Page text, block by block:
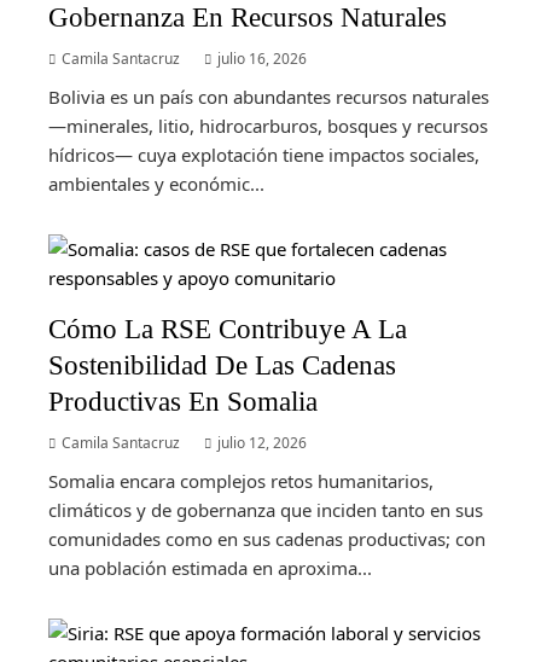
Gobernanza En Recursos Naturales
Camila Santacruz julio 16, 2026
Bolivia es un país con abundantes recursos naturales
—minerales, litio, hidrocarburos, bosques y recursos
hídricos— cuya explotación tiene impactos sociales,
ambientales y económic...
Cómo La RSE Contribuye A La
Sostenibilidad De Las Cadenas
Productivas En Somalia
Camila Santacruz julio 12, 2026
Somalia encara complejos retos humanitarios,
climáticos y de gobernanza que inciden tanto en sus
comunidades como en sus cadenas productivas; con
una población estimada en aproxima...